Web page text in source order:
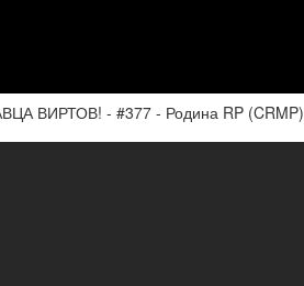
ВИРТОВ! - #377 - Родина RP (CRMP)